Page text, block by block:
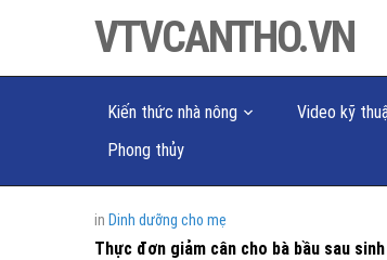
VTVCANTHO.VN
Kiến thức nhà nông Video kỹ
Phong thủy
in Dinh dưỡng cho mẹ
Thực đơn giảm cân cho bà bầu sau sinh